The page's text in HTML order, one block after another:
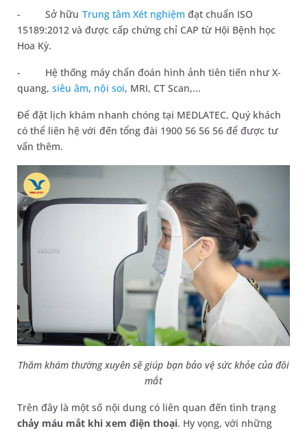
- Sở hữu Trung tâm Xét nghiệm đạt chuẩn ISO
15189:2012 và được cấp chứng chỉ CAP từ Hội Bệnh học
Hoa Kỳ.
-
Hệ thống máy chẩn đoán hình ảnh tiên tiến như X-
quang,siêu âm, nội soi, MRI, CT Scan,...
Để đặt lịch khám nhanh chóng tại MEDLATEC, Quý khách
có thể liên hệ với đến tổng đài 1900 56 56 56 để được tư
vấn thêm.
Thăm khám thường xuyên sẽ giúp bạn bảo vệ sức khỏe của đôi
mắt
Trên đây là một số nội dung có liên quan đến tình trạng
chảy máu mắt khi xem điện thoại. Hy vọng, với những